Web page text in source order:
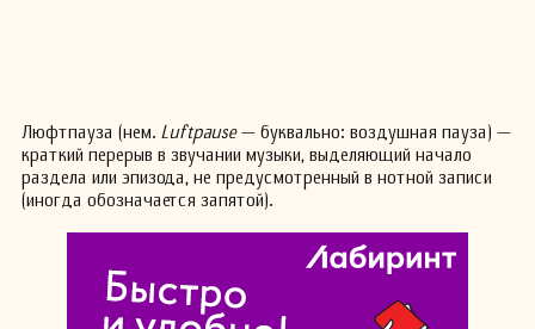
Люфтпауза (нем. Luftpause— буквально: воздушная пауза) —
краткий перерыв в звучании музыки, выделяющий начало
раздела или эпизода, не предусмотренный в нотной записи
(иногда обозначается запятой).